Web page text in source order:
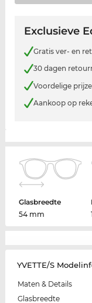
Exclusieve
Gratis ver- en
30 dagen
Voordelige
Aankoop op
Glasbreedte
54 mm
YVETTE/S
Maten & Details
Glasbreedte